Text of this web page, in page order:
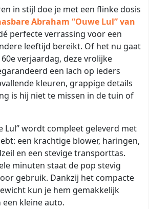
in stijl doe je met een flinke dosis
Abraham “Ouwe Lul” van
perfecte verrassing voor een
leeftijd bereikt. Of het nu gaat
verjaardag, deze vrolijke
een lach op ieders
kleuren, grappige details
is hij niet te missen in de tuin of
Lul” wordt compleet geleverd met
een krachtige blower, haringen,
en een stevige transporttas.
minuten staat de pop stevig
gebruik. Dankzij het compacte
kun je hem gemakkelijk
kleine auto.